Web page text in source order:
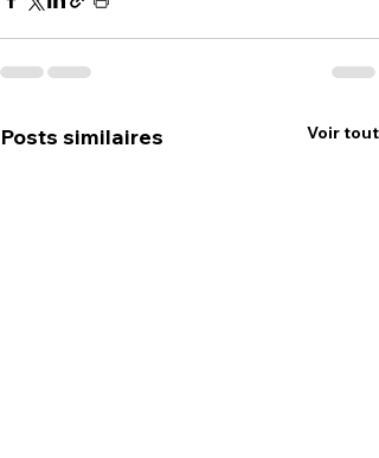
Posts similaires Voir tout